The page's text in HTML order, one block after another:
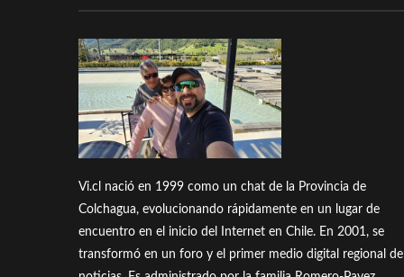
Vi.cl nació en 1999 como un chat de la Provincia de
Colchagua, evolucionando rápidamente en un lugar de
encuentro en el inicio del Internet en Chile. En 2001, se
transformó en un foro y el primer medio digital regional de